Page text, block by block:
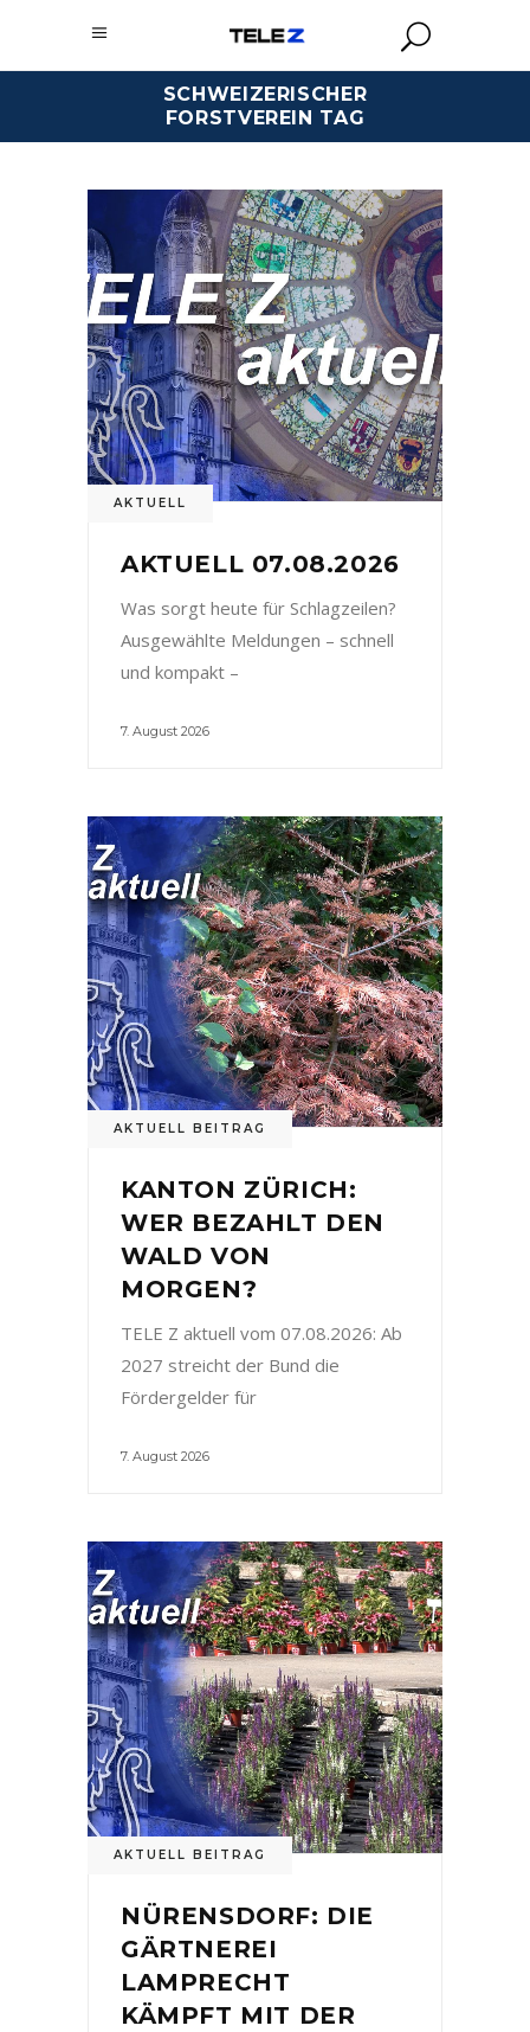
SCHWEIZERISCHER
FORSTVEREIN TAG
AKTUELL
AKTUELL 07.08.2026
Was sorgt heute für Schlagzeilen?
Ausgewählte Meldungen – schnell
und kompakt –
7. August 2026
AKTUELL BEITRAG
KANTON ZÜRICH:
WER BEZAHLT DEN
WALD VON
MORGEN?
TELE Z aktuell vom 07.08.2026: Ab
2027 streicht der Bund die
Fördergelder für
7. August 2026
AKTUELL BEITRAG
NÜRENSDORF: DIE
GÄRTNEREI
LAMPRECHT
KÄMPFT MIT DER